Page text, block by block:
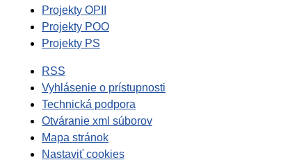
Projekty OPII
Projekty POO
Projekty PS
RSS
Vyhlásenie o prístupnosti
Technická podpora
Otváranie xml súborov
Mapa stránok
Nastaviť cookies